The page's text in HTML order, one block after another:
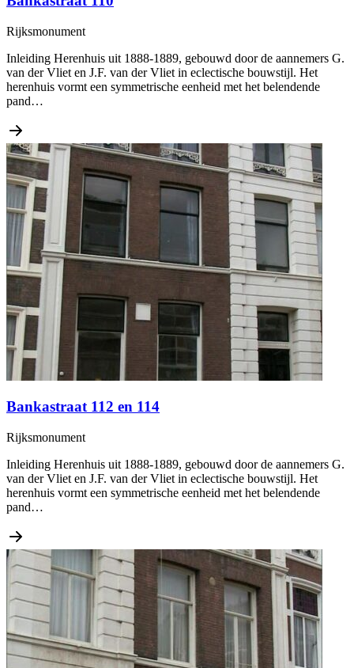
Rijksmonument
Inleiding Herenhuis uit 1888-1889, gebouwd door de aannemers G.
van der Vliet en J.F. van der Vliet in eclectische bouwstijl. Het
herenhuis vormt een symmetrische eenheid met het belendende
pand…
Bankastraat 112 en 114
Rijksmonument
Inleiding Herenhuis uit 1888-1889, gebouwd door de aannemers G.
van der Vliet en J.F. van der Vliet in eclectische bouwstijl. Het
herenhuis vormt een symmetrische eenheid met het belendende
pand…